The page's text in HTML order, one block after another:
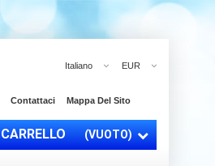
EUR
Italiano
Contattaci Mappa Del Sito
CARRELLO (VUOTO)